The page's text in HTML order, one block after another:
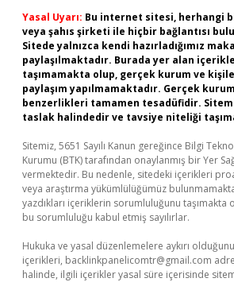
Yasal Uyarı: Bu internet sitesi, herhangi
veya şahıs şirketi ile hiçbir bağlantısı
Sitede yalnızca kendi hazırladığımız
paylaşılmaktadır. Burada yer alan
taşımamakta olup, gerçek kurum ve
paylaşım yapılmamaktadır. Gerçek
benzerlikleri tamamen tesadüfidir.
taslak halindedir ve tavsiye niteliği
Sitemiz, 5651 Sayılı Kanun gereğince Bilgi
Kurumu (BTK) tarafından onaylanmış bir Yer
vermektedir. Bu nedenle, sitedeki içerikleri
veya araştırma yükümlülüğümüz
yazdıkları içeriklerin sorumluluğunu taşımakta
bu sorumluluğu kabul etmiş sayılırlar.
Hukuka ve yasal düzenlemelere aykırı
içerikleri, backlinkpanelicomtr@gmail.com
halinde, ilgili içerikler yasal süre içerisinde